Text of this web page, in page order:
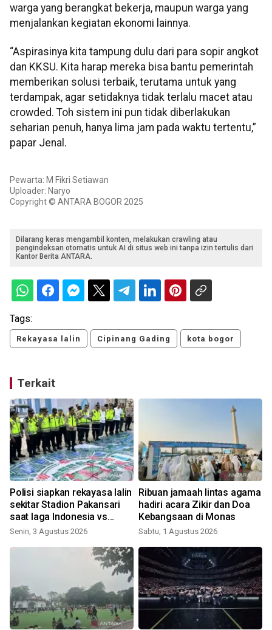
warga yang berangkat bekerja, maupun warga yang
menjalankan kegiatan ekonomi lainnya.
“Aspirasinya kita tampung dulu dari para sopir angkot
dan KKSU. Kita harap mereka bisa bantu pemerintah
memberikan solusi terbaik, terutama untuk yang
terdampak, agar setidaknya tidak terlalu macet atau
crowded. Toh sistem ini pun tidak diberlakukan
seharian penuh, hanya lima jam pada waktu tertentu,”
papar Jenal.
Pewarta: M Fikri Setiawan
Uploader: Naryo
Copyright © ANTARA BOGOR 2025
Dilarang keras mengambil konten, melakukan crawling atau
pengindeksan otomatis untuk AI di situs web ini tanpa izin tertulis dari
Kantor Berita ANTARA.
Tags:
Rekayasa lalin Cipinang Gading kota bogor
Terkait
Polisi siapkan rekayasa lalin
sekitar Stadion Pakansari
saat laga Indonesia vs
Vietnam
Senin, 3 Agustus 2026
Ribuan jamaah lintas agama
hadiri acara Zikir dan Doa
Kebangsaan di Monas
Sabtu, 1 Agustus 2026